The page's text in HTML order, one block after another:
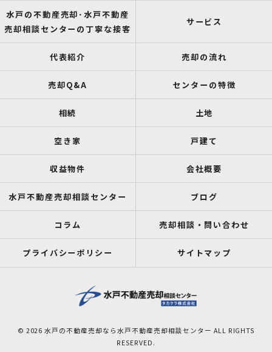
水戸の不動産売却･水戸不動産
売却相談センターの丁寧な接客
サービス
代表紹介 売却の流れ
売却Q&A センターの特徴
相続 土地
空き家 戸建て
収益物件 会社概要
水戸不動産売却相談センター ブログ
コラム 売却相談・問い合わせ
プライバシーポリシー サイトマップ
© 2026 水戸の不動産売却なら水戸不動産売却相談センター ALL RIGHTS
RESERVED.